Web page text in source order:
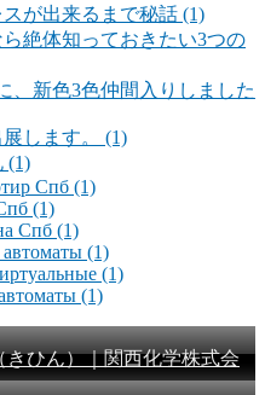
が出来るまで秘話 (1)
絶体知っておきたい3つの
、新色3色仲間入りしました
します。 (1)
(1)
Спб (1)
(1)
Спб (1)
автоматы (1)
(1)
(1)
ひん）｜関西化学株式会